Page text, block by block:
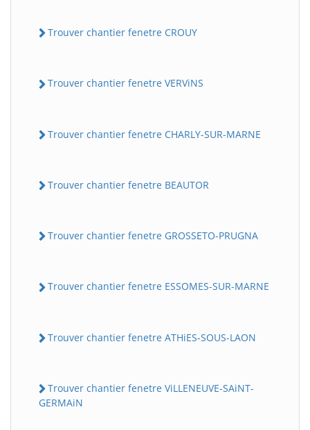
Trouver chantier fenetre CROUY
Trouver chantier fenetre VERViNS
Trouver chantier fenetre CHARLY-SUR-MARNE
Trouver chantier fenetre BEAUTOR
Trouver chantier fenetre GROSSETO-PRUGNA
Trouver chantier fenetre ESSOMES-SUR-MARNE
Trouver chantier fenetre ATHiES-SOUS-LAON
Trouver chantier fenetre ViLLENEUVE-SAiNT-
GERMAiN